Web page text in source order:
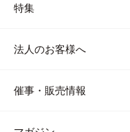
特集
法人のお客様へ
催事・販売情報